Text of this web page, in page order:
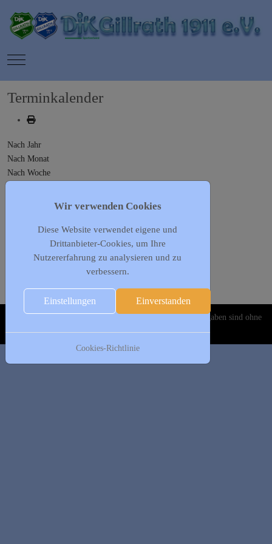
Mobile Menu Toggle
Terminkalender
Nach Jahr
Nach Monat
Nach Woche
Gehe zu Monat
Gehe zu Monat
Vorheriger Tag
Mittwoch, 10. Juni 2026
Es wurden keine Events gefunden
Copyright © 2020-2026 DJK Gillrath 1911 e. V. Alle Angaben sind ohne
Gewähr!
Wir verwenden Cookies
Diese Website verwendet eigene und
Drittanbieter-Cookies, um Ihre
Nutzererfahrung zu analysieren und zu
verbessern.
Einstellungen Einverstanden
Cookies-Richtlinie